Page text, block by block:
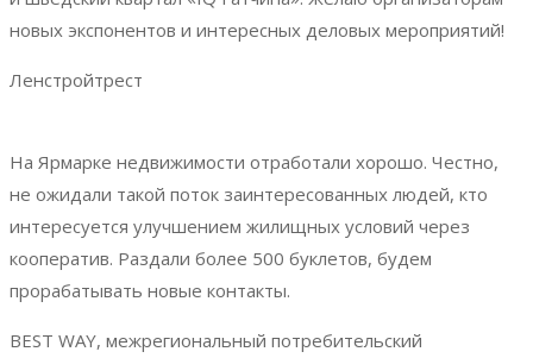
новых экспонентов и интересных деловых мероприятий!
Ленстройтрест
На Ярмарке недвижимости отработали хорошо. Честно,
не ожидали такой поток заинтересованных людей, кто
интересуется улучшением жилищных условий через
кооператив. Раздали более 500 буклетов, будем
прорабатывать новые контакты.
BEST WAY, межрегиональный потребительский